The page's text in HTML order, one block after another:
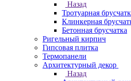
Назад
Тротуарная
Клинкерная
Бетонная брусчатка
Ригельный кирпич
Гипсовая плитка
Термопанели
Архитектурный декор
Назад